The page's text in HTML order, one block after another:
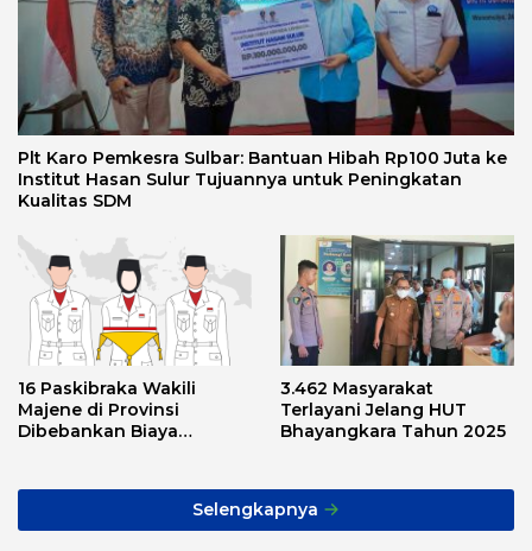
Plt Karo Pemkesra Sulbar: Bantuan Hibah Rp100 Juta ke
Institut Hasan Sulur Tujuannya untuk Peningkatan
Kualitas SDM
16 Paskibraka Wakili
Majene di Provinsi
Dibebankan Biaya
3.462 Masyarakat
Terlayani Jelang HUT
Bhayangkara Tahun 2025
Selengkapnya